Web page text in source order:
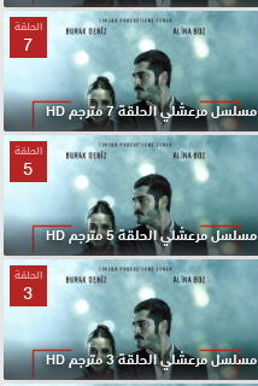
الحلقة
7
مسلسل مرعشلي الحلقة 7 مترجم HD
الحلقة
5
مسلسل مرعشلي الحلقة 5 مترجم HD
الحلقة
3
مسلسل مرعشلي الحلقة 3 مترجم HD